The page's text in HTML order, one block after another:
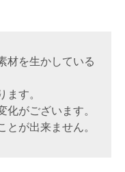
材を生かしている
ます。
化がございます。
とが出来ません。